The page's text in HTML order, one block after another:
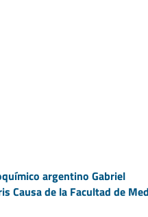
argentino Gabriel
Causa de la Facultad de